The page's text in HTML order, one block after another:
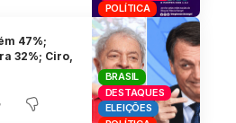
POLÍTICA
BRASIL
DESTAQUES
ELEIÇÕES
47%;
32%; Ciro,